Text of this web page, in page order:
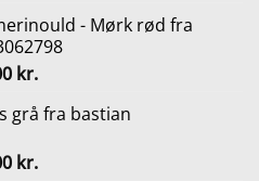
kr..
pris- Mørk rød fra
kr..
kr.Den
pris
100,00 kr..
grå fra bastian
kr.Den